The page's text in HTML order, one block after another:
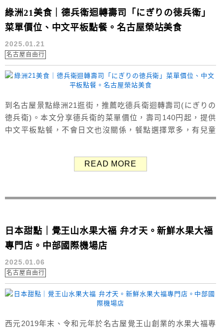
綠洲21美食｜德兵衛迴轉壽司「にぎりの徳兵衛」
菜單價位、中文平板點餐。名古屋榮站美食
2025.01.21
名古屋自由行
到名古屋景點綠洲21逛街，推薦吃德兵衛迴轉壽司(にぎりの
徳兵衛)。本文分享德兵衛的菜單價位，壽司140円起，提供
中文平板點餐，不會日文也沒關係，餐點選擇眾多，有兒童
古屋景點「綠洲21」有數間美食餐廳，我們晚餐吃「德兵衛
READ MORE
日本甜點｜覺王山水果大福 弁才天。新鮮水果大福
專門店。中部國際機場店
2025.01.06
名古屋自由行
西元2019年末、令和元年於名古屋覺王山創業的水果大福專